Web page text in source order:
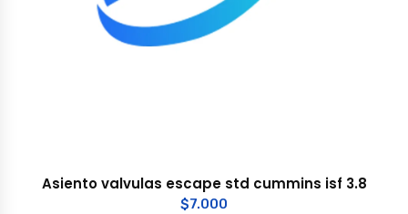
Asiento valvulas escape std cummins isf 3.8
$7.000